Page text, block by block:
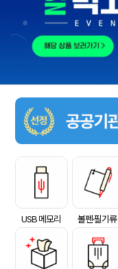
USB 메모리 볼펜·필기류